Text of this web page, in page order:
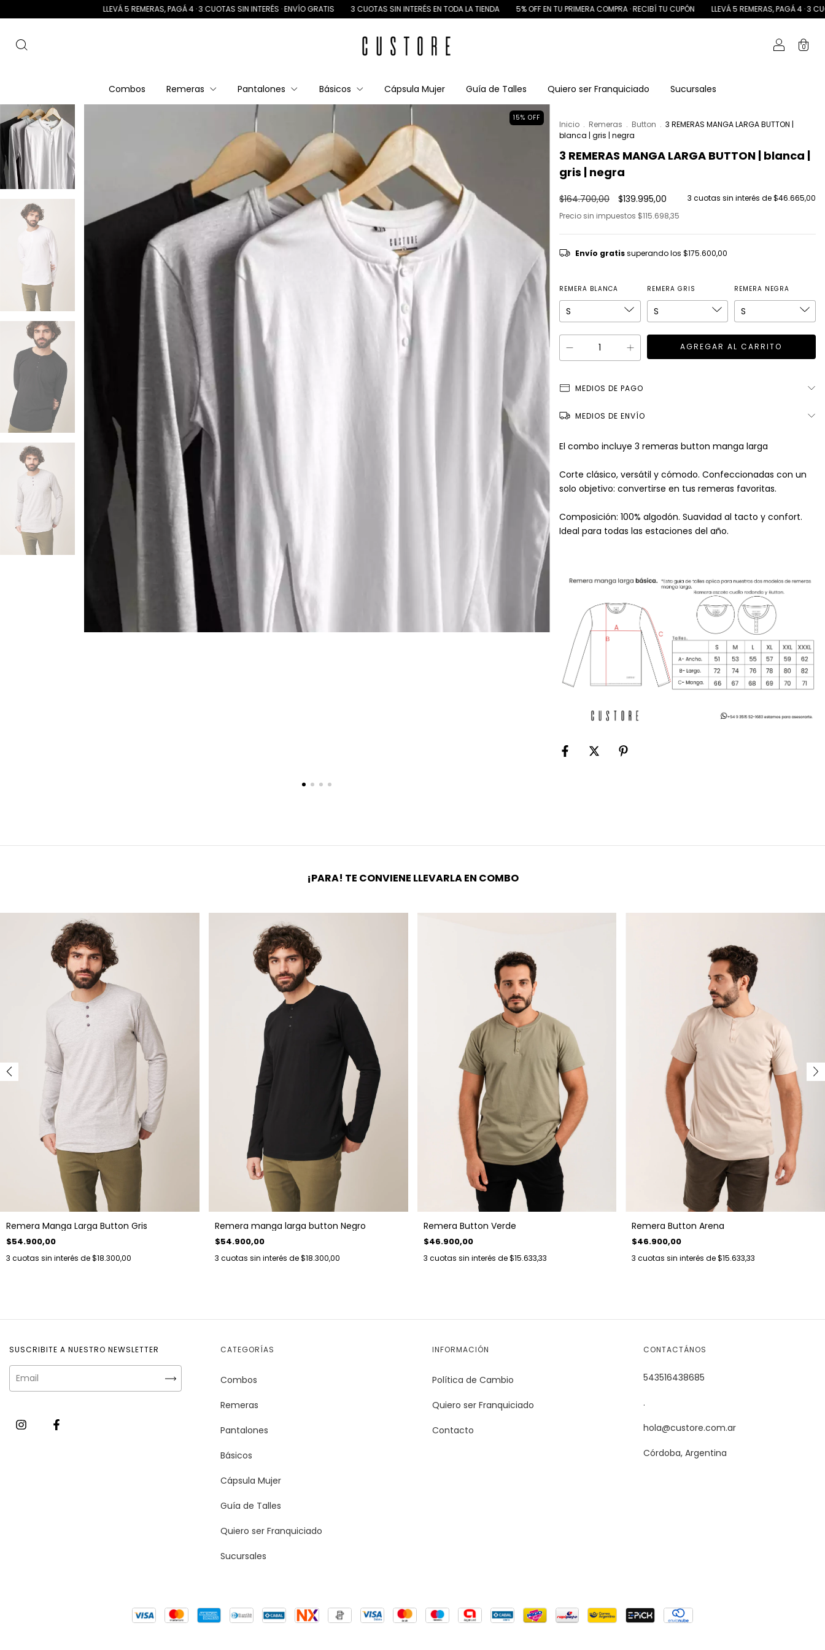
LLEVÁ 5 REMERAS, PAGÁ 4 · 3 CUOTAS SIN INTERÉS · ENVÍO GRATIS 3 CUOTAS SIN INTERÉS EN TODA LA TIENDA 5% OFF EN TU PRIMERA COMPRA · RECIBÍ TU CUPÓN LLEVÁ 5 REMERAS, PAGÁ 4 · 3 CUOTAS SIN
0
Combos Remeras Pantalones Básicos Cápsula Mujer Guía de Talles Quiero ser Franquiciado Sucursales
15% OFF
Inicio . Remeras . Button . 3 REMERAS MANGA LARGA BUTTON |
blanca | gris | negra
3 REMERAS MANGA LARGA BUTTON | blanca |
gris | negra
$164.700,00 $139.995,00 3 cuotas sin interés de$46.665,00
Precio sin impuestos $115.698,35
Envío gratis superando los $175.600,00
REMERA BLANCA REMERA GRIS REMERA NEGRA
MEDIOS DE PAGO
MEDIOS DE ENVÍO
El combo incluye 3 remeras button manga larga
Corte clásico, versátil y cómodo. Confeccionadas con un
solo objetivo: convertirse en tus remeras favoritas.
Composición: 100% algodón. Suavidad al tacto y confort.
Ideal para todas las estaciones del año.
¡PARA! TE CONVIENE LLEVARLA EN COMBO
Remera Manga Larga Button Gris
$54.900,00
3 cuotas sin interés de$18.300,00
Remera manga larga button Negro
$54.900,00
3 cuotas sin interés de$18.300,00
Remera Button Verde
$46.900,00
3 cuotas sin interés de$15.633,33
Remera Button Arena
$46.900,00
3 cuotas sin interés de$15.633,33
SUSCRIBITE A NUESTRO NEWSLETTER CATEGORÍAS
Combos
Remeras
Pantalones
Básicos
Cápsula Mujer
Guía de Talles
Quiero ser Franquiciado
Sucursales
INFORMACIÓN
Política de Cambio
Quiero ser Franquiciado
Contacto
CONTACTÁNOS
543516438685
.
hola@custore.com.ar
Córdoba, Argentina